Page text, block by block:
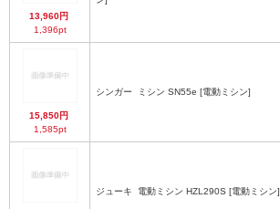
13,960円
1,396pt
15,850円
1,585pt
シンガー ミシン SN55e [電動ミシン]
ジューキ 電動ミシン HZL290S [電動ミシン]